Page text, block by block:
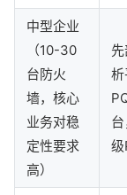
中型企业
（10-30
台防火
墙，核心
业务对稳
定性要求
高）
级